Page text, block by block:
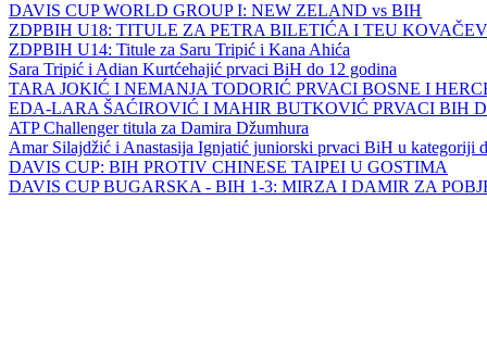
DAVIS CUP WORLD GROUP I: NEW ZELAND vs BIH
ZDPBIH U18: TITULE ZA PETRA BILETIĆA I TEU
ZDPBIH U14: Titule za Saru Tripić i Kana Ahića
Sara Tripić i Adian Kurtćehajić prvaci BiH do 12 godina
TARA JOKIĆ I NEMANJA TODORIĆ PRVACI BOSNE I
EDA-LARA ŠAĆIROVIĆ I MAHIR BUTKOVIĆ PRVACI BIH
ATP Challenger titula za Damira Džumhura
Amar Silajdžić i Anastasija Ignjatić juniorski prvaci BiH u kategoriji
DAVIS CUP: BIH PROTIV CHINESE TAIPEI U GOSTIMA
DAVIS CUP BUGARSKA - BIH 1-3: MIRZA I DAMIR ZA